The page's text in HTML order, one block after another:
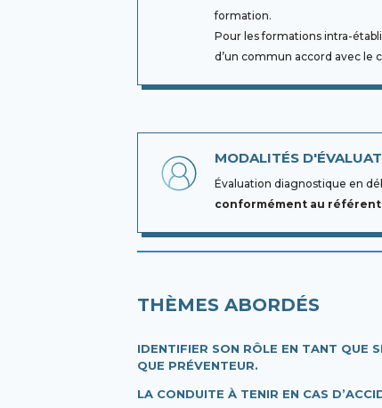
formation.
Pour les formations intra-
d’un commun accord avec le
MODALITÉS
Évaluation diagnostique en
conformément au
THÈMES ABORDÉS
IDENTIFIER SON RÔLE EN TANT QUE
QUE PRÉVENTEUR.
LA CONDUITE À TENIR EN CAS